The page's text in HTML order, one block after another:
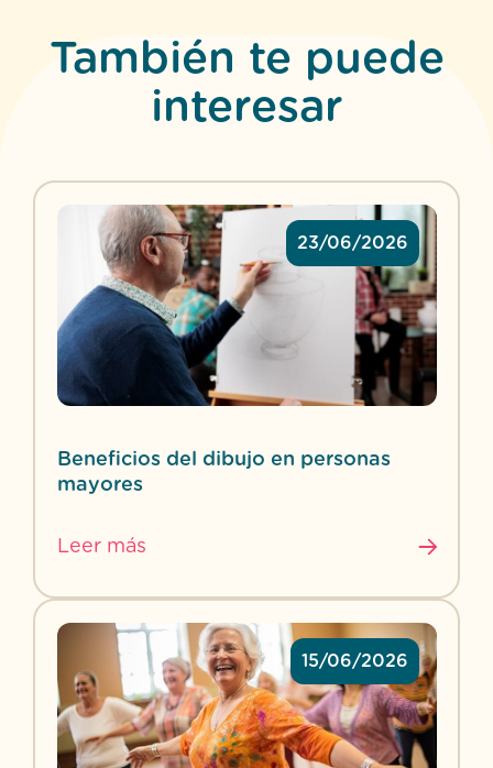
También te puede
interesar
23/06/2026
Beneficios del dibujo en personas
mayores
Leer más
15/06/2026